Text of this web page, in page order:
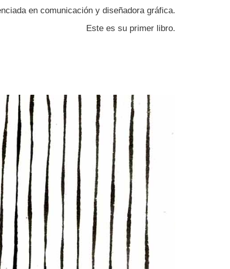
en comunicación y diseñadora gráfica.
Este es su primer libro.